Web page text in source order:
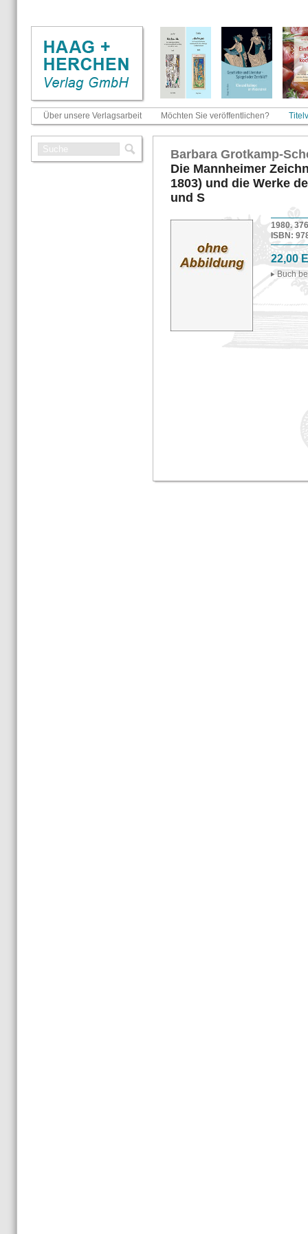
Über unsere Verlagsarbeit Möchten Sie veröffentlichen?
Bar­ba­ra Grot­kamp-​
Die Mann­hei­mer
1803) und die Werke
und S
1980.
ISBN:
22,00
Buch